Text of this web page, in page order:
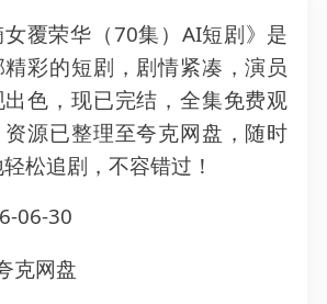
女覆荣华（70集）AI短剧》是
精彩的短剧，剧情紧凑，演员
出色，现已完结，全集免费观
资源已整理至夸克网盘，随时
松追剧，不容错过！
06-30
克网盘